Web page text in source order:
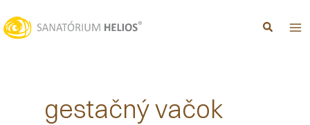
na
obsah
gestačný vačok